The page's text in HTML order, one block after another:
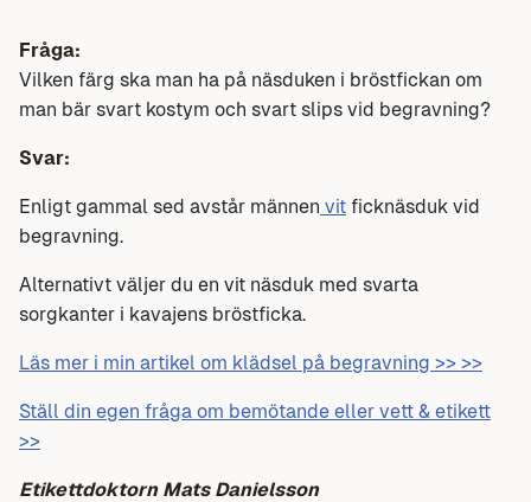
Fråga:
Vilken färg ska man ha på näsduken i bröstfickan om
man bär svart kostym och svart slips vid begravning?
Svar:
Enligt gammal sed avstår männen vit ficknäsduk vid
begravning.
Alternativt väljer du en vit näsduk med svarta
sorgkanter i kavajens bröstficka.
Läs mer i min artikel om klädsel på begravning >> >>
Ställ din egen fråga om bemötande eller vett & etikett
>>
Etikettdoktorn Mats Danielsson